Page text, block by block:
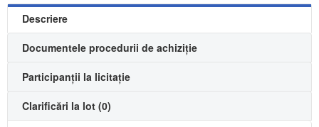
Descriere
Documentele procedurii de achiziție
Participanții la licitație
Clarificări la lot (0)